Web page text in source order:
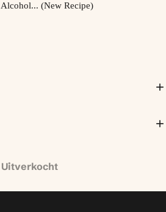
(New Recipe)
Uitverkocht